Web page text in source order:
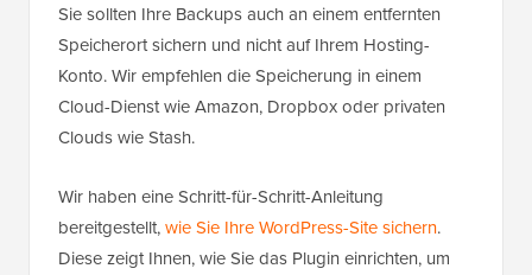
Sie sollten Ihre Backups auch an einem entfernten
Speicherort sichern und nicht auf Ihrem Hosting-
Konto. Wir empfehlen die Speicherung in einem
Cloud-Dienst wie Amazon, Dropbox oder privaten
Clouds wie Stash.
Wir haben eine Schritt-für-Schritt-Anleitung
bereitgestellt,wie Sie Ihre WordPress-Site sichern.
Diese zeigt Ihnen, wie Sie das Plugin einrichten, um